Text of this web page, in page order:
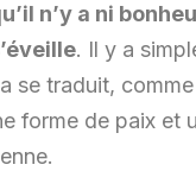
n’y a ni
. Il y a
se traduit,
forme de paix et